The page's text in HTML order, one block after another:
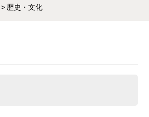
歴史・文化